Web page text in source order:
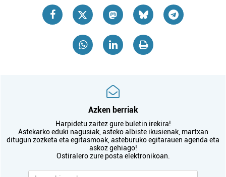
Azken berriak
Harpidetu zaitez gure buletin irekira!
Astekarko eduki nagusiak, asteko albiste ikusienak, martxan
ditugun zozketa eta egitasmoak, asteburuko egitarauen agenda eta
askoz gehiago!
Ostiralero zure posta elektronikoan.